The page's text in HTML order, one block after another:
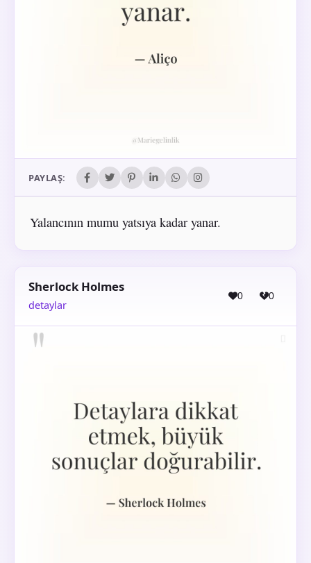
PAYLAŞ:
Yalancının mumu yatsıya kadar yanar.
Sherlock Holmes
detaylar
0 0